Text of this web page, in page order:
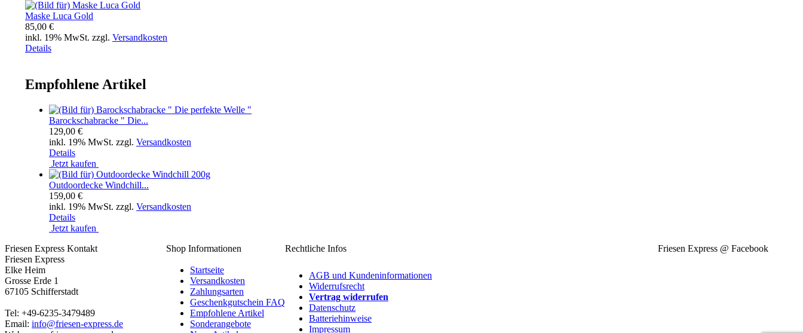
Maske Luca Gold
85,00 €
inkl. 19% MwSt. zzgl.Versandkosten
Details
Empfohlene Artikel
Barockschabracke " Die...
129,00 €
inkl. 19% MwSt. zzgl.Versandkosten
Details
Jetzt kaufen
Outdoordecke Windchill...
159,00 €
inkl. 19% MwSt. zzgl.Versandkosten
Details
Jetzt kaufen
Friesen Express Kontakt
Shop Informationen Rechtliche Infos
Friesen Express @ Facebook
Friesen Express
Elke Heim
Grosse Erde 1
67105 Schifferstadt
Tel: +49-6235-3479489
Email: info@friesen-express.de
Startseite
Versandkosten
Zahlungsarten
Geschenkgutschein FAQ
Empfohlene Artikel
Sonderangebote
AGB und Kundeninformationen
Widerrufsrecht
Vertrag widerrufen
Datenschutz
Batteriehinweise
Impressum